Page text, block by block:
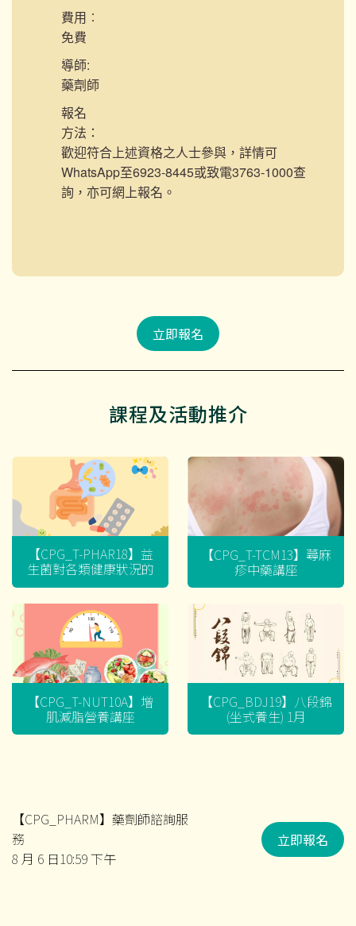
費用︰
免費
導師:
藥劑師
報名
方法：
歡迎符合上述資格之人士參與，詳情可
WhatsApp至6923-8445或致電3763-1000查
詢，亦可網上報名。
立即報名
課程及活動推介
【CPG_T-PHAR18】益
生菌對各類健康狀況的
迷思
【CPG_T-TCM13】蕁麻
疹中藥講座
【CPG_T-NUT10A】增
肌減脂營養講座
【CPG_BDJ19】八段錦
(坐式養生) 1月
【CPG_PHARM】藥劑師諮詢服
務
8 月 6 日10:59 下午
立即報名